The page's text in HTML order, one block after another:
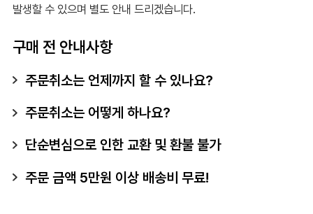
발생할 수 있으며 별도 안내 드리겠습니다.
구매 전 안내사항
주문취소는 언제까지 할 수 있나요?
주문취소는 어떻게 하나요?
단순변심으로 인한 교환 및 환불 불가
주문 금액 5만원 이상 배송비 무료!